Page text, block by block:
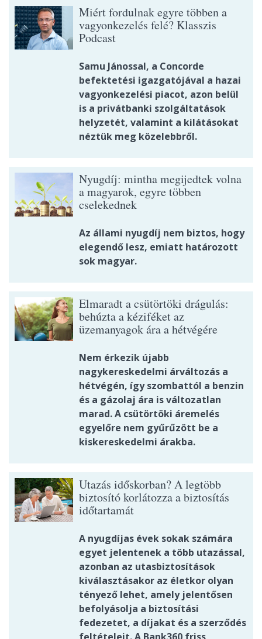
Miért fordulnak egyre többen a
vagyonkezelés felé? Klasszis
Podcast
Samu Jánossal, a Concorde
befektetési igazgatójával a hazai
vagyonkezelési piacot, azon belül
is a privátbanki szolgáltatások
helyzetét, valamint a kilátásokat
néztük meg közelebbről.
Nyugdíj: mintha megijedtek volna
a magyarok, egyre többen
cselekednek
Az állami nyugdíj nem biztos, hogy
elegendő lesz, emiatt határozott
sok magyar.
Elmaradt a csütörtöki drágulás:
behúzta a kéziféket az
üzemanyagok ára a hétvégére
Nem érkezik újabb
nagykereskedelmi árváltozás a
hétvégén, így szombattól a benzin
és a gázolaj ára is változatlan
marad. A csütörtöki áremelés
egyelőre nem gyűrűzött be a
kiskereskedelmi árakba.
Utazás időskorban? A legtöbb
biztosító korlátozza a biztosítás
időtartamát
A nyugdíjas évek sokak számára
egyet jelentenek a több utazással,
azonban az utasbiztosítások
kiválasztásakor az életkor olyan
tényező lehet, amely jelentősen
befolyásolja a biztosítási
fedezetet, a díjakat és a szerződés